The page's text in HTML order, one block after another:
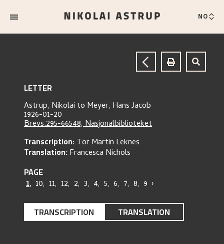
NO
LETTER
Astrup, Nikolai to Meyer, Hans Jacob
1926-01-20
Brevs.295-66548, Nasjonalbiblioteket
Transcription:Tor Martin Leknes
Translation:Francesca Nichols
PAGE
1, 10, 11, 12, 2, 3, 4, 5, 6, 7, 8, 9 ›
TRANSCRIPTION TRANSLATION